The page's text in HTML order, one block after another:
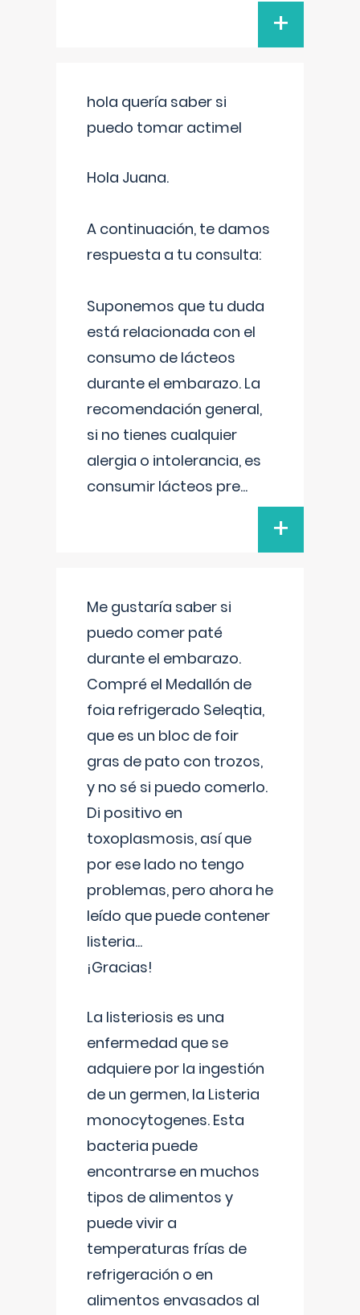
+
hola quería saber si
puedo tomar actimel
Hola Juana.
A continuación, te damos
respuesta a tu consulta:
Suponemos que tu duda
está relacionada con el
consumo de lácteos
durante el embarazo. La
recomendación general,
si no tienes cualquier
alergia o intolerancia, es
consumir lácteos pre...
+
Me gustaría saber si
puedo comer paté
durante el embarazo.
Compré el Medallón de
foia refrigerado Seleqtia,
que es un bloc de foir
gras de pato con trozos,
y no sé si puedo comerlo.
Di positivo en
toxoplasmosis, así que
por ese lado no tengo
problemas, pero ahora he
leído que puede contener
listeria...
¡Gracias!
La listeriosis es una
enfermedad que se
adquiere por la ingestión
de un germen, la Listeria
monocytogenes. Esta
bacteria puede
encontrarse en muchos
tipos de alimentos y
puede vivir a
temperaturas frías de
refrigeración o en
alimentos envasados al